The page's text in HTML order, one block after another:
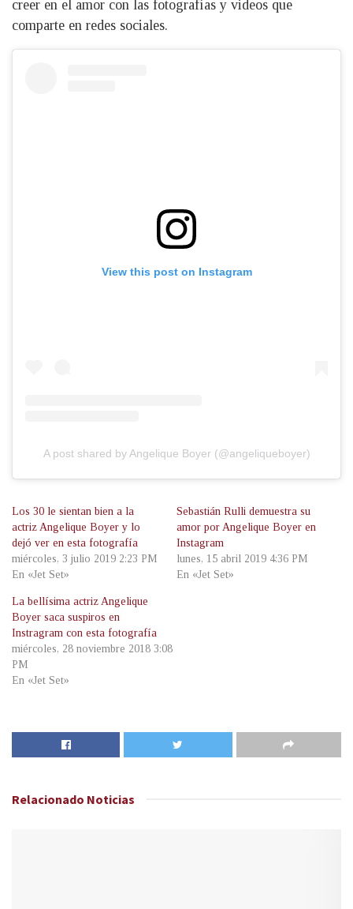
creer en el amor con las fotografías y videos que
comparte en redes sociales.
View this post on Instagram
A post shared by Angelique Boyer (@angeliqueboyer)
Los 30 le sientan bien a la
actriz Angelique Boyer y lo
dejó ver en esta fotografía
miércoles, 3 julio 2019 2:23 PM
En «Jet Set»
Sebastián Rulli demuestra su
amor por Angelique Boyer en
Instagram
lunes, 15 abril 2019 4:36 PM
En «Jet Set»
La bellísima actriz Angelique
Boyer saca suspiros en
Instragram con esta fotografía
miércoles, 28 noviembre 2018 3:08
PM
En «Jet Set»
Relacionado Noticias